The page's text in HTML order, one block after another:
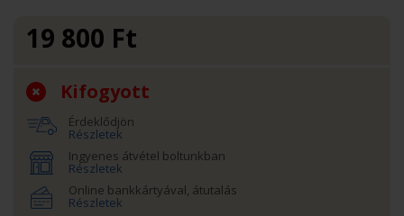
19 800 Ft
Kifogyott
Érdeklődjön
Részletek
Ingyenes átvétel boltunkban
Részletek
Online bankkártyával, átutalás
Részletek